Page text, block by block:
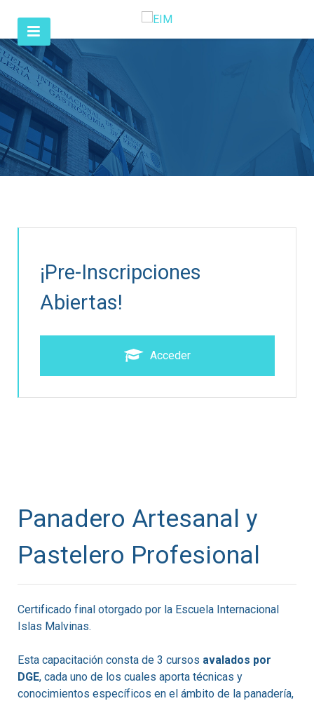
¡Pre-Inscripciones
Abiertas!
Acceder
Panadero Artesanal y
Pastelero Profesional
Certificado final otorgado por la Escuela Internacional
Islas Malvinas.
Esta capacitación consta de 3 cursos avalados por
DGE, cada uno de los cuales aporta técnicas y
conocimientos específicos en el ámbito de la panadería,